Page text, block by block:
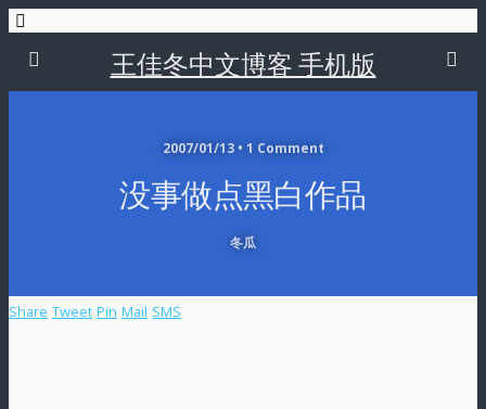
王佳冬中文博客 手机版
2007/01/13 • 1 Comment
没事做点黑白作品
冬瓜
Share Tweet Pin Mail SMS